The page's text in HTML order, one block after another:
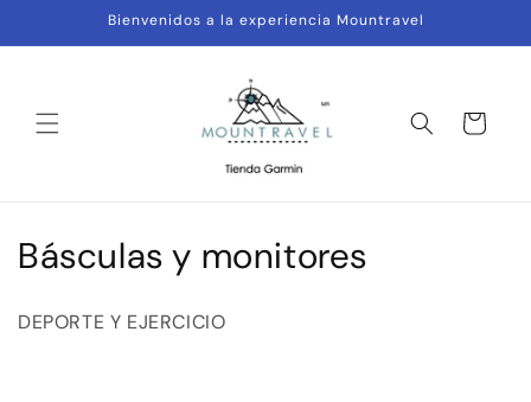
directamente
al contenido
Bienvenidos a la experiencia Mountravel
Carrito
C
Básculas y monitores
DEPORTE Y EJERCICIO